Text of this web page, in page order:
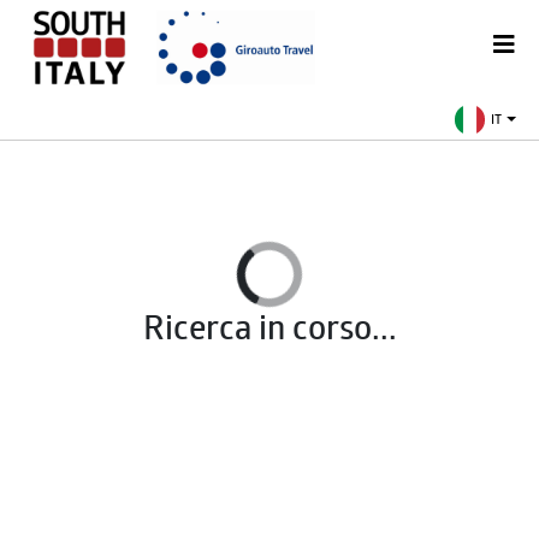
IT
Ricerca in corso...